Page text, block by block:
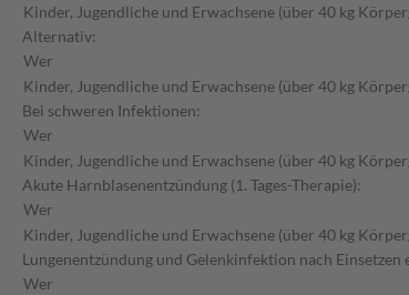
Kinder, Jugendliche und Erwachsene (über 40 kg
Alternativ:
Wer
Kinder, Jugendliche und Erwachsene (über 40 kg
Bei schweren Infektionen:
Wer
Kinder, Jugendliche und Erwachsene (über 40 kg
Akute Harnblasenentzündung (1. Tages-Therapie):
Wer
Kinder, Jugendliche und Erwachsene (über 40 kg
Lungenentzündung und Gelenkinfektion nach Einsetzen
Wer